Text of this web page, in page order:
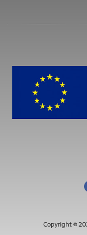
Copyright ©